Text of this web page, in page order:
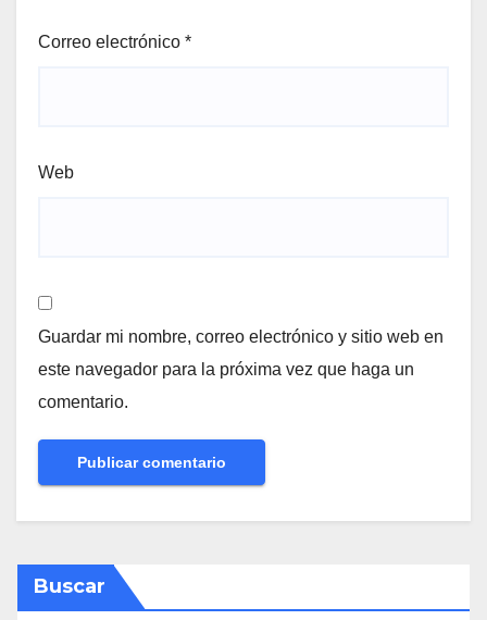
Correo electrónico *
Web
Guardar mi nombre, correo electrónico y sitio web en
este navegador para la próxima vez que haga un
comentario.
Buscar